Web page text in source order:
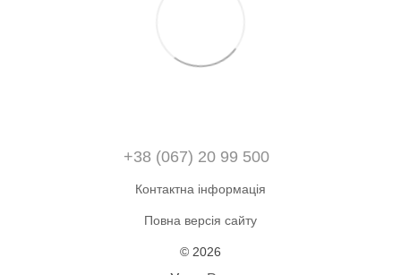
+38 (067) 20 99 500
Контактна інформація
Повна версія сайту
© 2026